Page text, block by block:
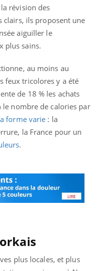
révision des
clairs, ils proposent une
aiguiller le
plus sains.
au moins au
feux tricolores y a été
de 18 % les achats
nombre de calories par
forme varie : la
la France pour un
.
plus locales, et plus